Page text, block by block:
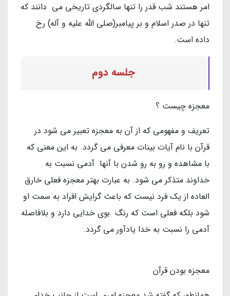
امر هستند شب قدر را تنها سالگردی تاریخی می دانند که
تنها در صدر اسلام و بر پیامبر(صلی الله علیه و آله) رخ
داده است.
جلسه دوم
معجزه چیست ؟
تعریف و مفهومی که از آن به معجزه تعبیر می شود در
قرآن با نام آیات بینات معرفی می گردد. به این معنی که
با مشاهده و رو به رو شدن با آنها آدمی نسبت به
خداوند متذکر می شود. به عبارت بهتر معجزه فعلی خارق
العاده از یک فرد نیست که باعث گرایش افراد به سمت او
شود بلکه فعلی است که رنگ بوی خدایی دارد و بلافاصله
آدمی را نسبت به خدا یادآور می گردد.
معجزه بودن قرآن